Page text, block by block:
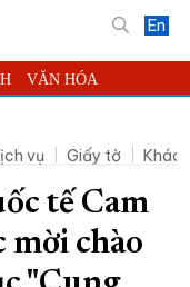
En
VĂN HÓA
BẠN ĐỌC PHÓNG SỰ
BÁO ONLINE
vụ Giấy tờ Khác
tế Cam
mời chào